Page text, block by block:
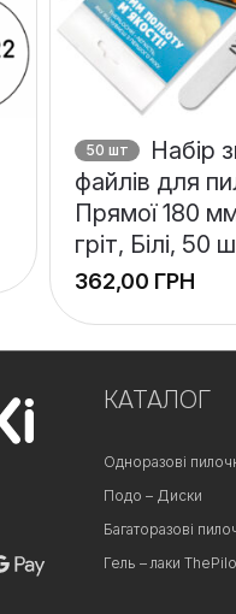
50 шт
Набір
файлів для
Прямої 180
гріт, Білі, 50
ГРН
−
КАТАЛОГ
Одноразові
Подо – Диски
Багаторазові
Гель – лаки